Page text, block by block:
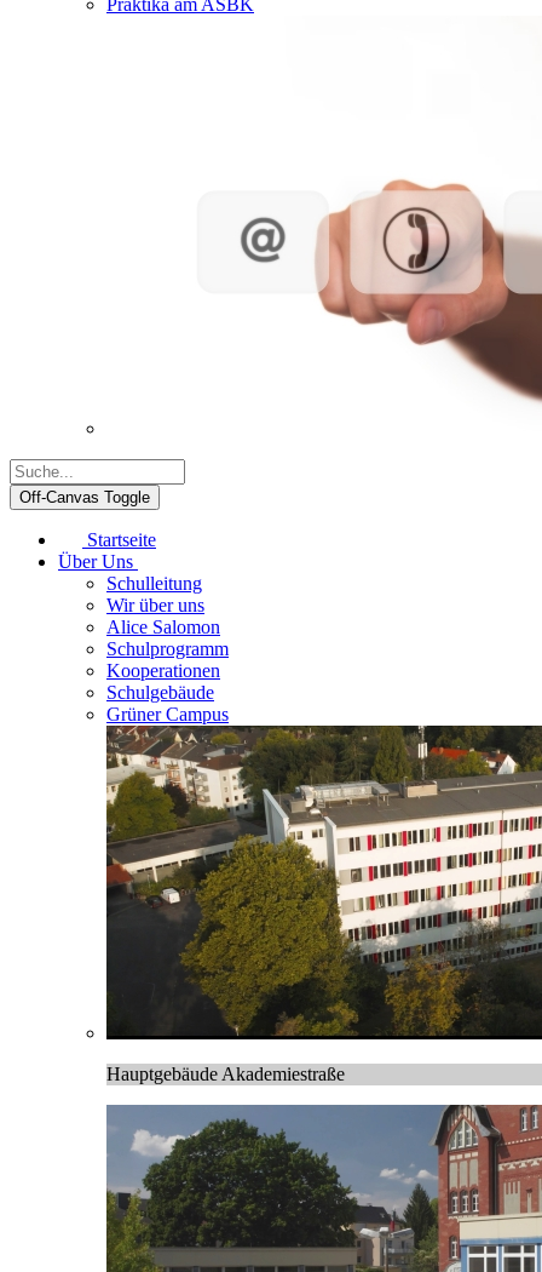
Praktika am ASBK
Off-Canvas Toggle
Startseite
Über Uns
Schulleitung
Wir über uns
Alice Salomon
Schulprogramm
Kooperationen
Schulgebäude
Grüner Campus
Hauptgebäude Akademiestraße